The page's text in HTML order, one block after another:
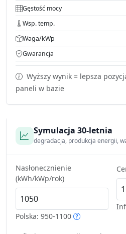
Gęstość mocy
Wsp. temp.
Waga/kWp
Gwarancja
Wyższy wynik = lepsza
paneli w bazie
Symulacja 30-letnia
degradacja, produkcja energii,
Nasłonecznienie
(kWh/kWp/rok)
Polska: 950-1100